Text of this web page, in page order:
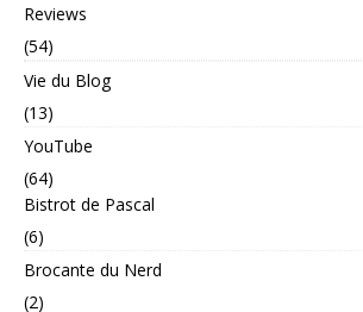
Reviews
(54)
Vie du Blog
(13)
YouTube
(64)
Bistrot de Pascal
(6)
Brocante du Nerd
(2)